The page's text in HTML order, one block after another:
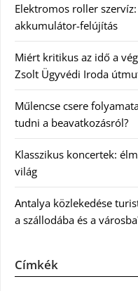
Elektromos roller
akkumulátor-felújítás
Miért kritikus az idő a
Zsolt Ügyvédi Iroda
Műlencse csere
tudni a beavatkozásról?
Klasszikus koncertek:
világ
Antalya közlekedése
a szállodába és a
Címkék